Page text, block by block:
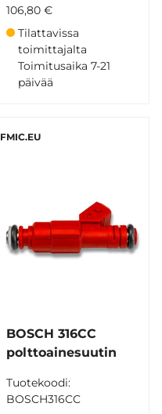
106,80 €
Tilattavissa
toimittajalta
Toimitusaika 7-21
päivää
FMIC.EU
BOSCH 316CC
polttoainesuutin
Tuotekoodi:
BOSCH316CC